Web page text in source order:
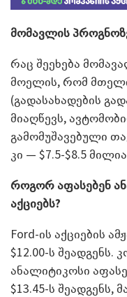
მომავლის
რაც შეეხება
მოელის, რომ
(გადასახადების
მიაღწევს,
გამომუშავებული
კი — $7.5-$8.5
როგორ აფასებენ
აქციებს?
Ford-ის აქციების
$12.00-ს შეადგენს.
ანალიტიკოსი
$13.45-ს შეადგენს,